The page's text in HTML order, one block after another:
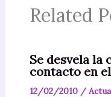
Related
Se desvela la
contacto en
12/02/2010 /